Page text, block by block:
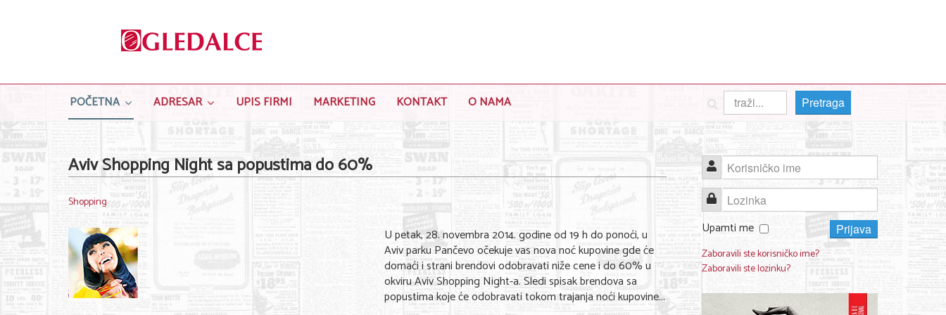
POČETNA ADRESAR UPIS FIRMI MARKETING KONTAKT O NAMA Pretraga
Aviv Shopping Night sa popustima do 60%
Shopping
U petak, 28. novembra 2014. godine od 19 h do ponoći, u
Aviv parku Pančevo očekuje vas nova noć kupovine gde će
domaći i strani brendovi odobravati niže cene i do 60% u
okviru Aviv Shopping Night-a. Sledi spisak brendova sa
popustima koje će odobravati tokom trajanja noći kupovine...
Korisničko ime
Lozinka
Upamti me
Prijava
Zaboravili ste korisničko ime?
Zaboravili ste lozinku?